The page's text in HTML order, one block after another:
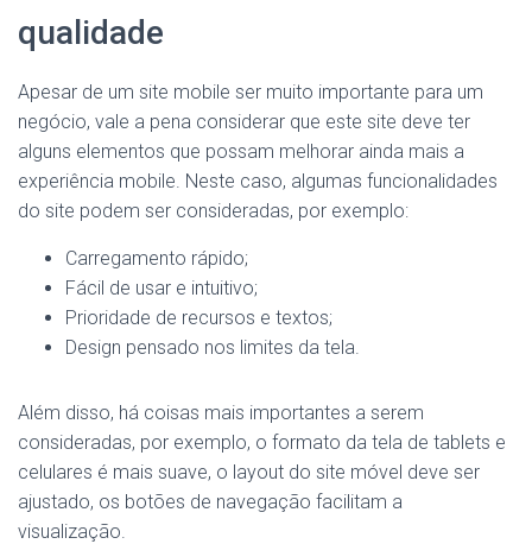
qualidade
Apesar de um site mobile ser muito importante para um
negócio, vale a pena considerar que este site deve ter
alguns elementos que possam melhorar ainda mais a
experiência mobile. Neste caso, algumas funcionalidades
do site podem ser consideradas, por exemplo:
Carregamento rápido;
Fácil de usar e intuitivo;
Prioridade de recursos e textos;
Design pensado nos limites da tela.
Além disso, há coisas mais importantes a serem
consideradas, por exemplo, o formato da tela de tablets e
celulares é mais suave, o layout do site móvel deve ser
ajustado, os botões de navegação facilitam a
visualização.